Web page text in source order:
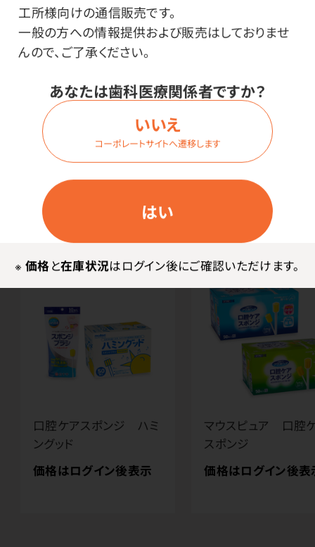
工所様向けの通信販売です。
一般の方への情報提供および販売はしておりませ
んので、ご了承ください。
あなたは歯科医療関係者ですか？
はい
いいえ
コーポレートサイトへ遷移します
※ 価格と在庫状況はログイン後にご確認いただけます。
メーカー・ブランド
川本産業
その他
●材質／先端部:綿 軸:紙
●全長／約150mm
関連商品
口腔ケアスポンジ ハミ
ングッド
価格はログイン後表示
マウスピュア 口腔
スポンジ
価格はログイン後表